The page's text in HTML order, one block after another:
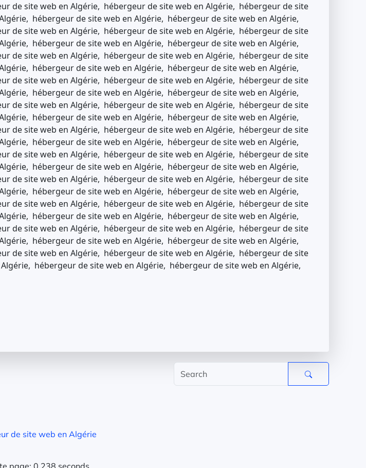
de site web en Algérie, hébergeur de site web en Algérie, hébergeur de site
hébergeur de site web en Algérie, hébergeur de site web en Algérie,
de site web en Algérie, hébergeur de site web en Algérie, hébergeur de site
hébergeur de site web en Algérie, hébergeur de site web en Algérie,
de site web en Algérie, hébergeur de site web en Algérie, hébergeur de site
hébergeur de site web en Algérie, hébergeur de site web en Algérie,
de site web en Algérie, hébergeur de site web en Algérie, hébergeur de site
hébergeur de site web en Algérie, hébergeur de site web en Algérie,
de site web en Algérie, hébergeur de site web en Algérie, hébergeur de site
hébergeur de site web en Algérie, hébergeur de site web en Algérie,
de site web en Algérie, hébergeur de site web en Algérie, hébergeur de site
hébergeur de site web en Algérie, hébergeur de site web en Algérie,
de site web en Algérie, hébergeur de site web en Algérie, hébergeur de site
hébergeur de site web en Algérie, hébergeur de site web en Algérie,
de site web en Algérie, hébergeur de site web en Algérie, hébergeur de site
hébergeur de site web en Algérie, hébergeur de site web en Algérie,
de site web en Algérie, hébergeur de site web en Algérie, hébergeur de site
hébergeur de site web en Algérie, hébergeur de site web en Algérie,
de site web en Algérie, hébergeur de site web en Algérie, hébergeur de site
hébergeur de site web en Algérie, hébergeur de site web en Algérie,
de site web en Algérie, hébergeur de site web en Algérie, hébergeur de site
hébergeur de site web en Algérie, hébergeur de site web en Algérie,
de site web en Algérie
page: 0.238 seconds